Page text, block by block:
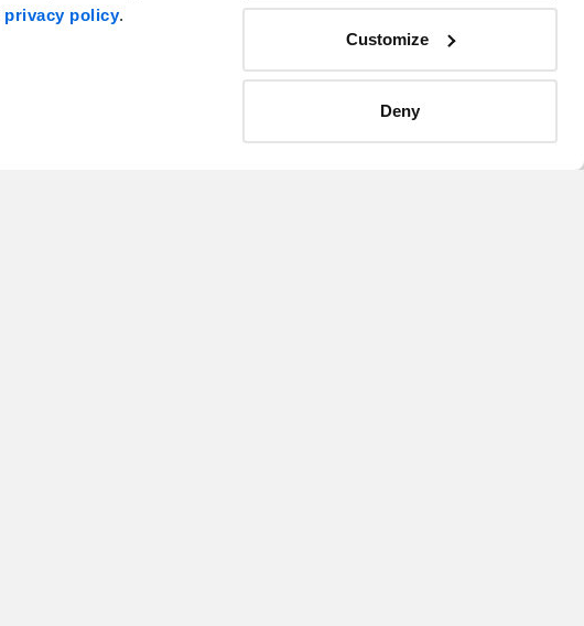
privacy policy.
Customize
Deny